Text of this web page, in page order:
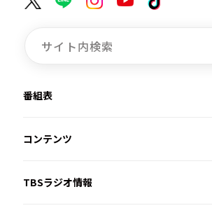
番組表
コンテンツ
TBSラジオ情報